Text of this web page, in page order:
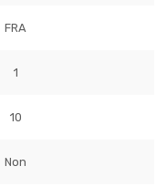
FRA
1
10
Non